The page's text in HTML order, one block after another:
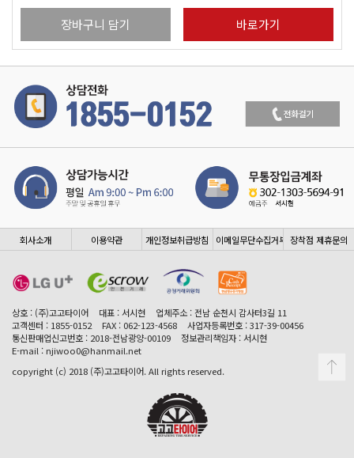
장바구니 담기 바로가기
회사소개 이용약관 개인정보취급방침 이메일무단수집거부 장착점 제휴문의
상호 : (주)고고타이어 대표 : 서시현
업체주소 : 전남 순천시 감사터3길 11
고객센터 : 1855-0152
FAX : 062-123-4568
사업자등록번호 : 317-39-00456
통신판매업신고번호 : 2018-전남광양-00109
정보관리책임자 : 서시현
E-mail : njiwoo0@hanmail.net
copyright (c) 2018 (주)고고타이어. All rights reserved.